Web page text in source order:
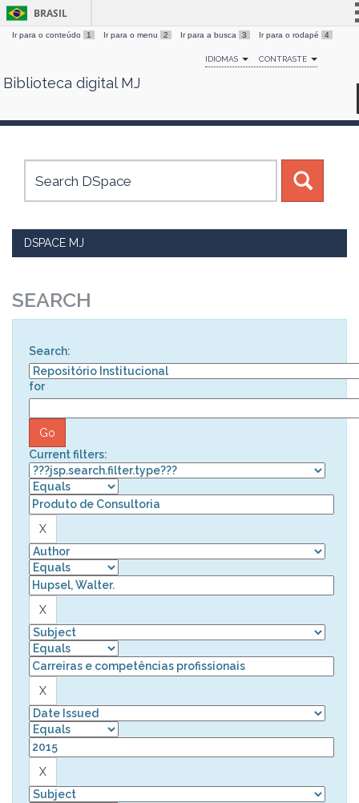
Skip
BRASIL
Simplifique!
Comunica BR
Canais
Ir para o conteúdo 1 Ir para o menu 2 Ir para a busca 3 Ir para o rodapé 4
IDIOMAS CONTRASTE
Biblioteca digital MJ
DSPACE MJ
SEARCH
Search:
for
Current filters: